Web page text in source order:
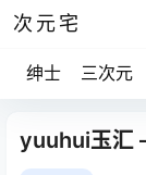
次元宅
绅士 三次元
yuuhui玉汇